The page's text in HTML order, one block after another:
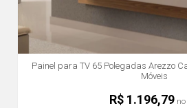
Painel para TV 65 Polegadas Arezzo
Móveis
R$ 1.196,79no